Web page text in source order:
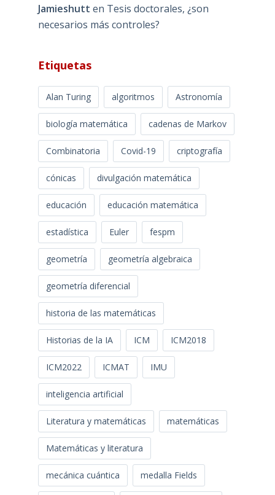
Jamieshutt en Tesis doctorales, ¿son
necesarios más controles?
Etiquetas
Alan Turing algoritmos Astronomía
biología matemática cadenas de Markov
Combinatoria Covid-19 criptografía
cónicas divulgación matemática
educación educación matemática
estadística Euler fespm
geometría geometría algebraica
geometría diferencial
historia de las matemáticas
Historias de la IA ICM ICM2018
ICM2022 ICMAT IMU
inteligencia artificial
Literatura y matemáticas matemáticas
Matemáticas y literatura
mecánica cuántica medalla Fields